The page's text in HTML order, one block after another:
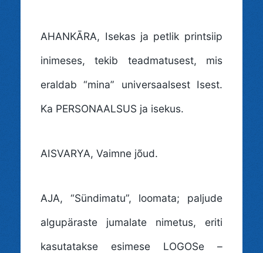
AHANKĀRA, Isekas ja petlik printsiip
inimeses, tekib teadmatusest, mis
eraldab “mina” universaalsest Isest.
Ka PERSONAALSUS ja isekus.
AISVARYA, Vaimne jõud.
AJA, “Sündimatu”, loomata; paljude
algupäraste jumalate nimetus, eriti
kasutatakse esimese LOGOSe –